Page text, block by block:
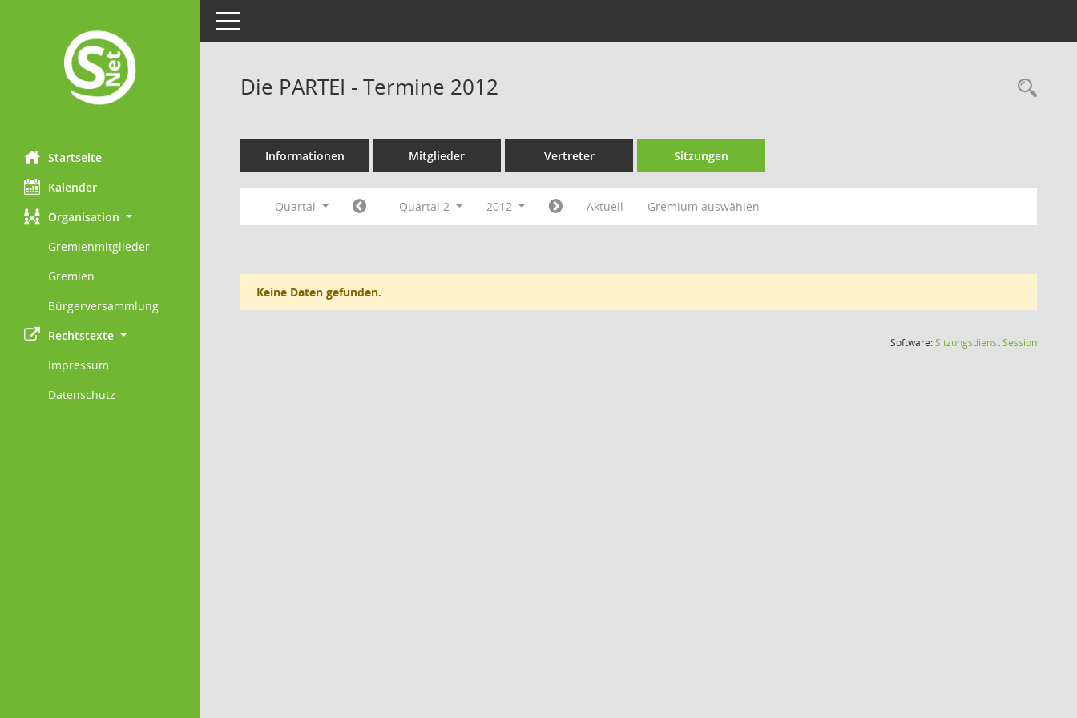
Startseite
Kalender
Organisation
Gremienmitglieder
Gremien
Bürgerversammlung
Rechtstexte
Impressum
Datenschutz
Toggle navigation
Die PARTEI - Termine 2012
Informationen Mitglieder Vertreter Sitzungen
Quartal Quartal 2 2012 Aktuell Gremium auswählen
Keine Daten gefunden.
Software:SitzungsdienstSession(Wird in